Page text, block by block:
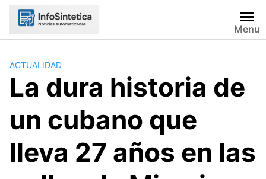
Skip
Menu
ACTUALIDAD
La dura historia de
un cubano que
lleva 27 años en las